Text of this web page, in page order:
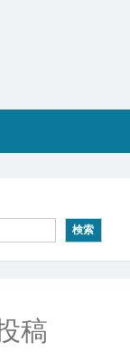
検索
稿